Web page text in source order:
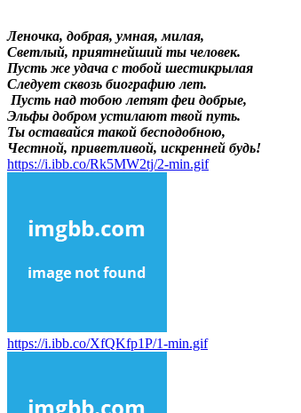
Леночка, добрая, умная, милая,
Светлый, приятнейший ты человек.
Пусть же удача с тобой шестикрылая
Следует сквозь биографию лет.
Пусть над тобою летят феи добрые,
Эльфы добром устилают твой путь.
Ты оставайся такой бесподобною,
Честной, приветливой, искренней будь!
https://i.ibb.co/Rk5MW2tj/2-min.gif
https://i.ibb.co/XfQKfp1P/1-min.gif